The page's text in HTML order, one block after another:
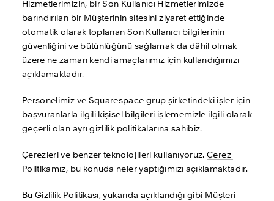
Hizmetlerimizin, bir Son Kullanıcı Hizmetlerimizde
barındırılan bir Müşterinin sitesini ziyaret ettiğinde
otomatik olarak toplanan Son Kullanıcı bilgilerinin
güvenliğini ve bütünlüğünü sağlamak da dâhil olmak
üzere ne zaman kendi amaçlarımız için kullandığımızı
açıklamaktadır.
Personelimiz ve Squarespace grup şirketindeki işler için
başvuranlarla ilgili kişisel bilgileri işlememizle ilgili olarak
geçerli olan ayrı gizlilik politikalarına sahibiz.
Çerezleri ve benzer teknolojileri kullanıyoruz. Çerez
Politikamız, bu konuda neler yaptığımızı açıklamaktadır.
Bu Gizlilik Politikası, yukarıda açıklandığı gibi Müşteri